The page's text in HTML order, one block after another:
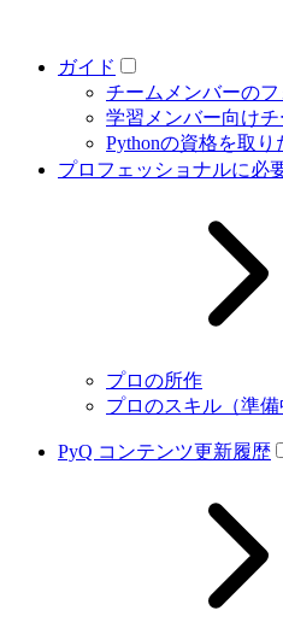
ガイド
チームメンバーの
学習メンバー向け
Pythonの資格を取り
プロフェッショナルに必
プロの所作
プロのスキル（準備
PyQ コンテンツ更新履歴